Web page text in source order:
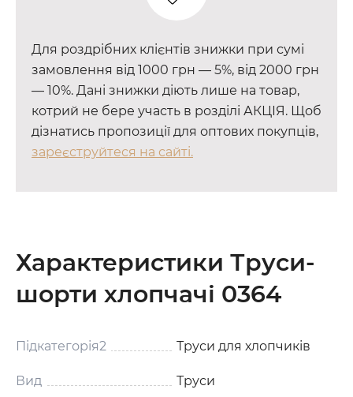
Для роздрібних клієнтів знижки при сумі
замовлення від 1000 грн — 5%, від 2000 грн
— 10%. Дані знижки діють лише на товар,
котрий не бере участь в розділі АКЦІЯ. Щоб
дізнатись пропозиції для оптових покупців,
зареєструйтеся на сайті.
Характеристики Труси-
шорти хлопчачі 0364
Підкатегорія2 Труси для хлопчиків
Вид Труси